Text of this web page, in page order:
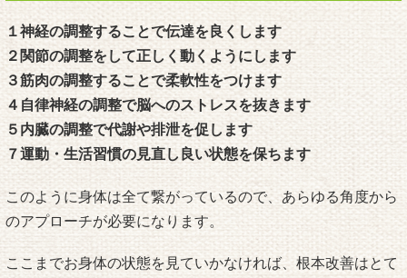
１神経の調整することで伝達を良くします
２関節の調整をして正しく動くようにします
３筋肉の調整することで柔軟性をつけます
４自律神経の調整で脳へのストレスを抜きます
５内臓の調整で代謝や排泄を促します
７運動・生活習慣の見直し良い状態を保ちます
このように身体は全て繋がっているので、あらゆる角度から
のアプローチが必要になります。
ここまでお身体の状態を見ていかなければ、根本改善はとて